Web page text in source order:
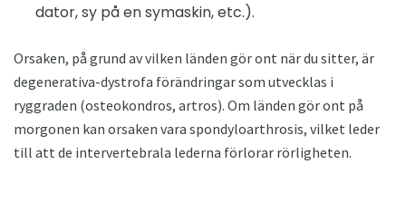
dator, sy på en symaskin, etc.).
Orsaken, på grund av vilken länden gör ont när du sitter, är
degenerativa-dystrofa förändringar som utvecklas i
ryggraden (osteokondros, artros). Om länden gör ont på
morgonen kan orsaken vara spondyloarthrosis, vilket leder
till att de intervertebrala lederna förlorar rörligheten.